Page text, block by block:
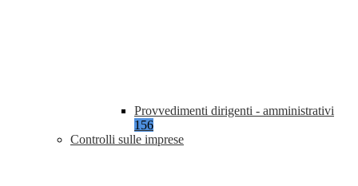
Provvedimenti dirigenti - amministrativi
156
Controlli sulle imprese